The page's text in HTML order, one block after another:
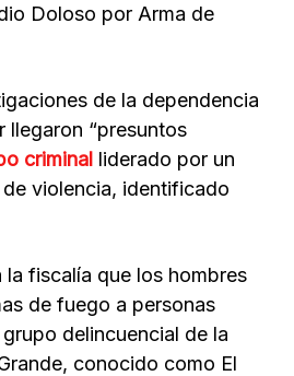
Doloso por Arma de
de la dependencia
llegaron “presuntos
criminal liderado por un
violencia, identificado
fiscalía que los hombres
de fuego a personas
delincuencial de la
conocido como El